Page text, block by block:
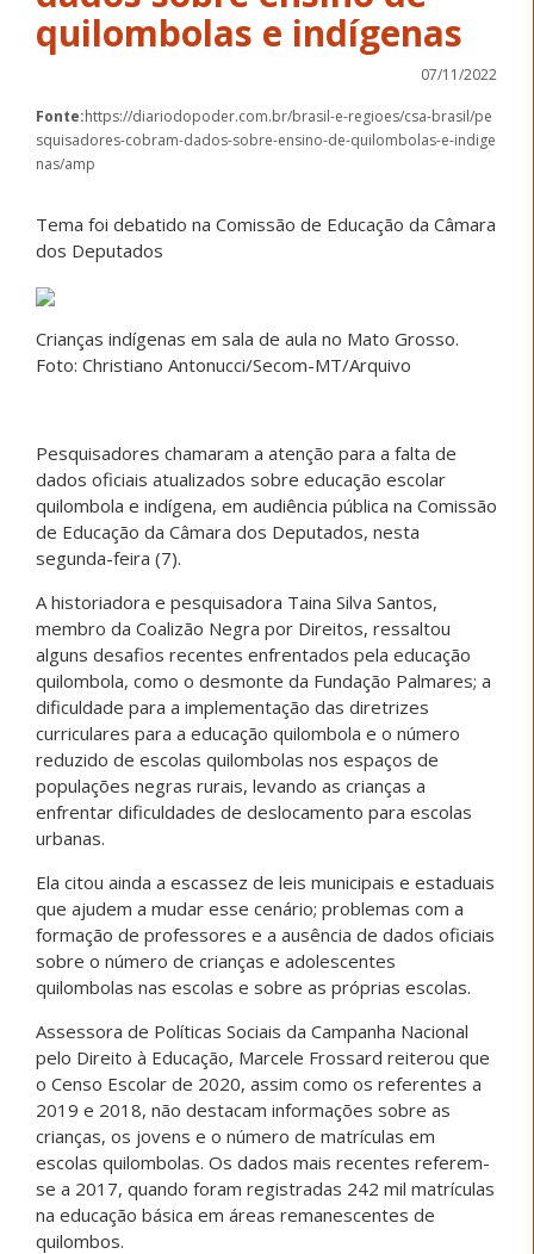
quilombolas e indígenas
07/11/2022
Fonte:https://diariodopoder.com.br/brasil-e-regioes/csa-brasil/pe
squisadores-cobram-dados-sobre-ensino-de-quilombolas-e-indige
nas/amp
Tema foi debatido na Comissão de Educação da Câmara
dos Deputados
Crianças indígenas em sala de aula no Mato Grosso.
Foto: Christiano Antonucci/Secom-MT/Arquivo
Pesquisadores chamaram a atenção para a falta de
dados oficiais atualizados sobre educação escolar
quilombola e indígena, em audiência pública na Comissão
de Educação da Câmara dos Deputados, nesta
segunda-feira (7).
A historiadora e pesquisadora Taina Silva Santos,
membro da Coalizão Negra por Direitos, ressaltou
alguns desafios recentes enfrentados pela educação
quilombola, como o desmonte da Fundação Palmares; a
dificuldade para a implementação das diretrizes
curriculares para a educação quilombola e o número
reduzido de escolas quilombolas nos espaços de
populações negras rurais, levando as crianças a
enfrentar dificuldades de deslocamento para escolas
urbanas.
Ela citou ainda a escassez de leis municipais e estaduais
que ajudem a mudar esse cenário; problemas com a
formação de professores e a ausência de dados oficiais
sobre o número de crianças e adolescentes
quilombolas nas escolas e sobre as próprias escolas.
Assessora de Políticas Sociais da Campanha Nacional
pelo Direito à Educação, Marcele Frossard reiterou que
o Censo Escolar de 2020, assim como os referentes a
2019 e 2018, não destacam informações sobre as
crianças, os jovens e o número de matrículas em
escolas quilombolas. Os dados mais recentes referem-
se a 2017, quando foram registradas 242 mil matrículas
na educação básica em áreas remanescentes de
quilombos.